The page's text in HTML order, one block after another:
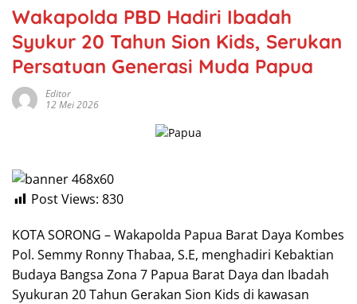
Wakapolda PBD Hadiri Ibadah
Syukur 20 Tahun Sion Kids, Serukan
Persatuan Generasi Muda Papua
Editor
12 Mei 2026
Post Views: 830
KOTA SORONG – Wakapolda Papua Barat Daya Kombes
Pol. Semmy Ronny Thabaa, S.E, menghadiri Kebaktian
Budaya Bangsa Zona 7 Papua Barat Daya dan Ibadah
Syukuran 20 Tahun Gerakan Sion Kids di kawasan